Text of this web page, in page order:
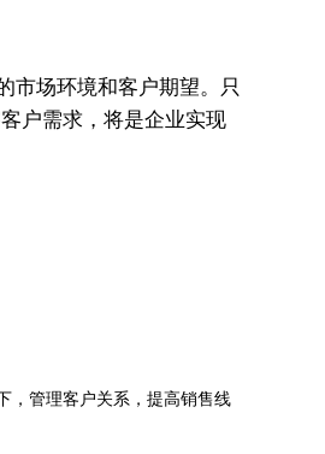
市场环境和客户期望。只
户需求，将是企业实现
，管理客户关系，提高销售线